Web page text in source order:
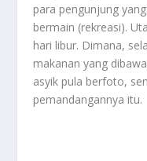
para pengunjung
bermain (rekreasi).
hari libur. Dimana,
makanan yang
asyik pula berfoto,
pemandangannya itu.